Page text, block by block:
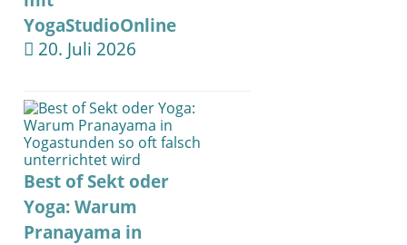
YogaStudioOnline
20. Juli 2026
Best of Sekt oder
Yoga: Warum
Pranayama in